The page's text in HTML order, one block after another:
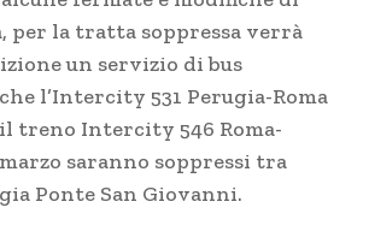
per la tratta soppressa verrà
un servizio di bus
l’Intercity 531 Perugia-Roma
il treno Intercity 546 Roma-
saranno soppressi tra
Ponte San Giovanni.